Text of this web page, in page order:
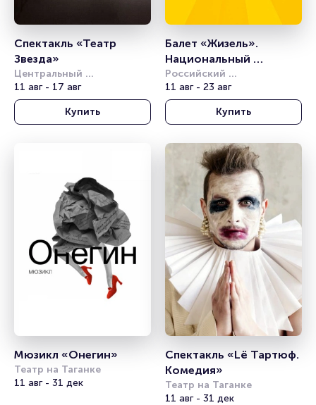
Спектакль «Театр
Звезда»
Центральный
академический театр
Российской Армии
11 авг - 17 авг
Купить
Балет «Жизель».
Национальный
классический балет
Российский
академический
молодёжный театр (РАМТ)
11 авг - 23 авг
Купить
Мюзикл «Онегин»
Театр на Таганке
11 авг - 31 дек
Спектакль «Lё Тартюф.
Комедия»
Театр на Таганке
11 авг - 31 дек